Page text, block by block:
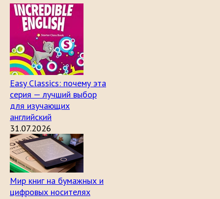
Easy Classics: почему эта
серия — лучший выбор
для изучающих
английский
31.07.2026
Мир книг на бумажных и
цифровых носителях